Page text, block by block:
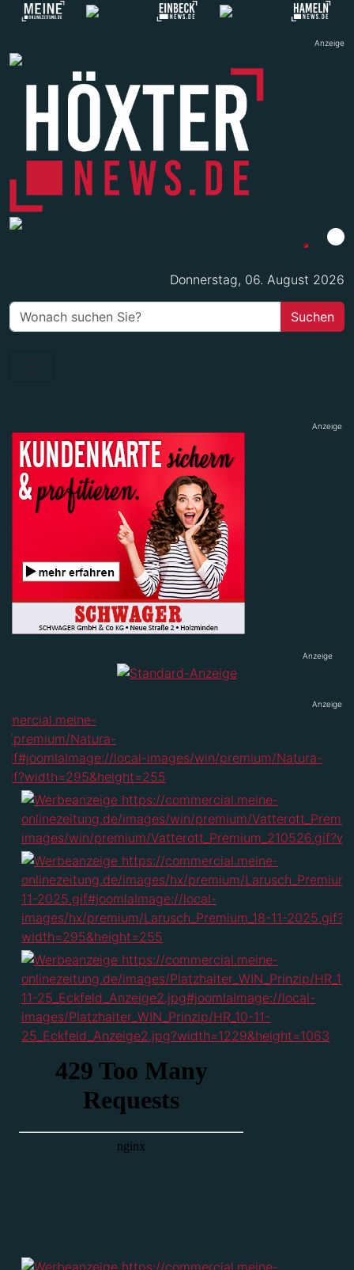
Anzeige
Donnerstag, 06. August 2026
Anzeige
Anzeige
Anzeige